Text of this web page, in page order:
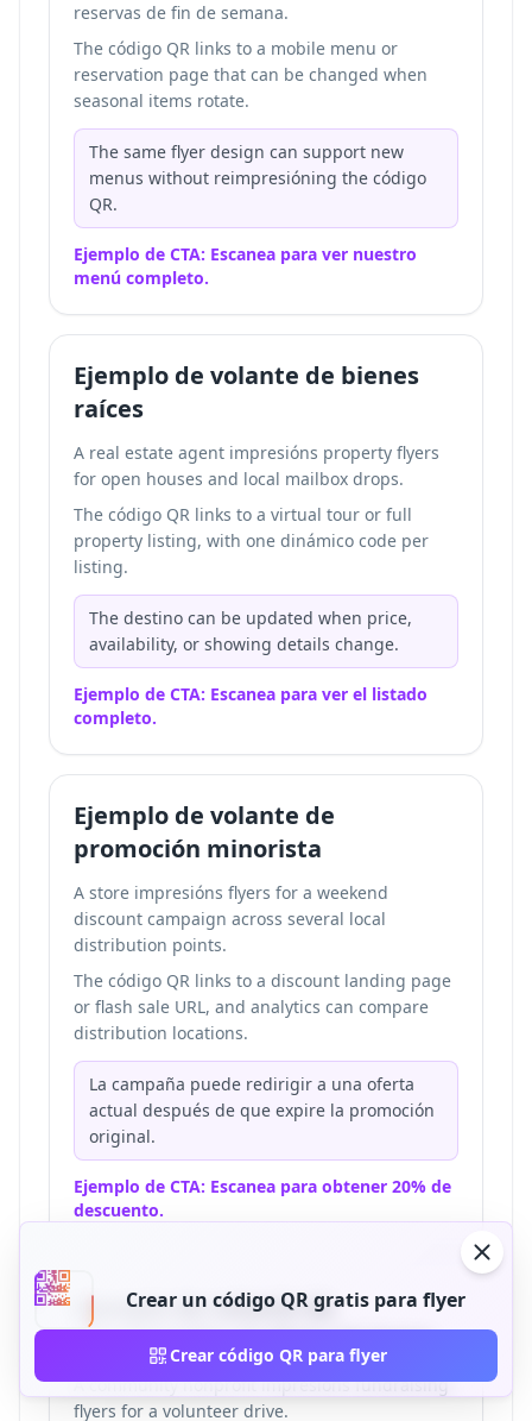
reservas de fin de semana.
The código QR links to a mobile menu or
reservation page that can be changed when
seasonal items rotate.
The same flyer design can support new
menus without reimpresióning the código
QR.
Ejemplo de CTA: Escanea para ver nuestro
menú completo.
Ejemplo de volante de bienes
raíces
A real estate agent impresións property flyers
for open houses and local mailbox drops.
The código QR links to a virtual tour or full
property listing, with one dinámico code per
listing.
The destino can be updated when price,
availability, or showing details change.
Ejemplo de CTA: Escanea para ver el listado
completo.
Ejemplo de volante de
promoción minorista
A store impresións flyers for a weekend
discount campaign across several local
distribution points.
The código QR links to a discount landing page
or flash sale URL, and analytics can compare
distribution locations.
La campaña puede redirigir a una oferta
actual después de que expire la promoción
original.
Ejemplo de CTA: Escanea para obtener 20% de
descuento.
Ejemplo de volante de
organización sin fines de lucro
A community nonprofit impresións fundraising
flyers for a volunteer drive.
Crear un código QR gratis para flyer
Crear código QR para flyer